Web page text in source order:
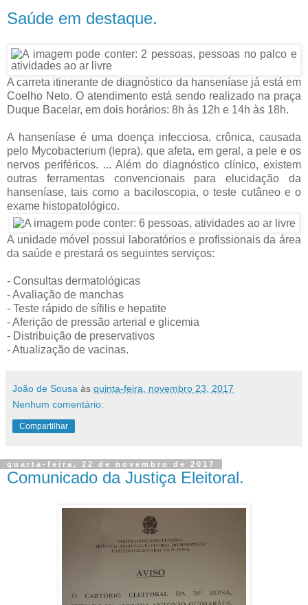
Saúde em destaque.
A carreta itinerante de diagnóstico da hanseníase já está em
Coelho Neto. O atendimento está sendo realizado na praça
Duque Bacelar, em dois horários: 8h às 12h e 14h às 18h.
A hanseníase é uma doença infecciosa, crônica, causada
pelo Mycobacterium (lepra), que afeta, em geral, a pele e os
nervos periféricos. ... Além do diagnóstico clínico, existem
outras ferramentas convencionais para elucidação da
hanseníase, tais como a baciloscopia, o teste cutâneo e o
exame histopatológico.
A unidade móvel possui laboratórios e profissionais da área
da saúde e prestará os seguintes serviços:
- Consultas dermatológicas
- Avaliação de manchas
- Teste rápido de sífilis e hepatite
- Aferição de pressão arterial e glicemia
- Distribuição de preservativos
- Atualização de vacinas.
João de Sousa às quinta-feira, novembro 23, 2017
Nenhum comentário:
Compartilhar
quarta-feira, 22 de novembro de 2017
Comunicado da Justiça Eleitoral.